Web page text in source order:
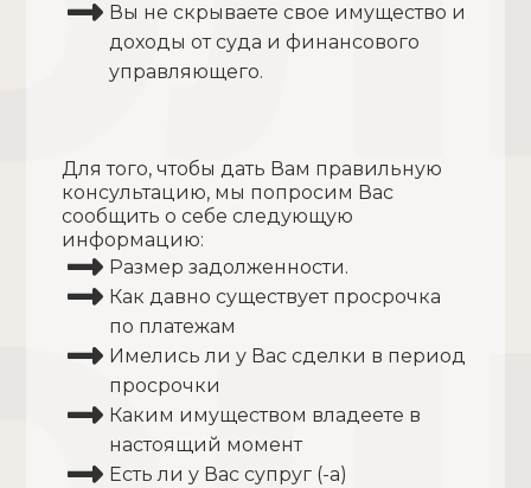
Вы не скрываете свое имущество и
доходы от суда и финансового
управляющего.
Для того, чтобы дать Вам правильную
консультацию, мы попросим Вас
сообщить о себе следующую
информацию:
Размер задолженности.
Как давно существует просрочка
по платежам
Имелись ли у Вас сделки в период
просрочки
Каким имуществом владеете в
настоящий момент
Есть ли у Вас супруг (-а)